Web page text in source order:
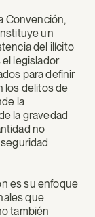
Convención,
un
del ilícito
legislador
para definir
los delitos de
la
la gravedad
no
es su enfoque
que
también